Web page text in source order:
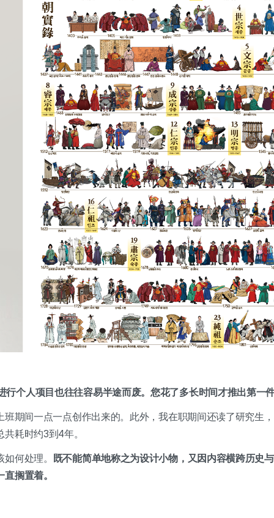
行个人项目也往往容易半途而废。您花了多长时间才推出第一
班期间一点一点创作出来的。此外，我在职期间还读了研究生
耗时约3到4年。
何处理。
既不能简单地称之为设计小物，又因内容横跨历史
搁置着。